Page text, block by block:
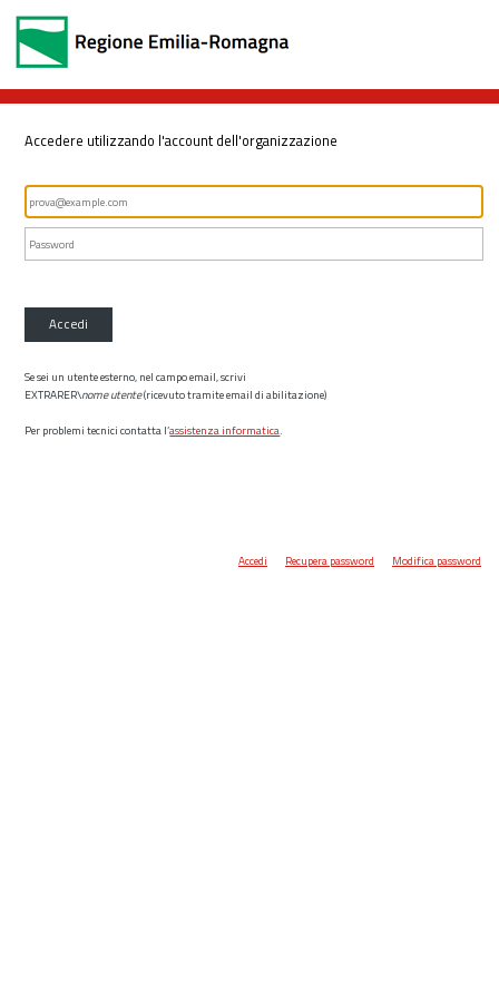
Accedere utilizzando l'account dell'organizzazione
Accedi
Se sei un utente esterno, nel campo email, scrivi
EXTRARER\nome utente(ricevuto tramite email di abilitazione)
Per problemi tecnici contatta l’assistenza informatica.
Accedi Recupera password Modifica password